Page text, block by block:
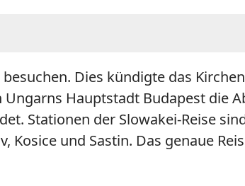
Dies kündigte das
Hauptstadt Budapest die
Stationen der Slowakei-Reise
und Sastin. Das genaue